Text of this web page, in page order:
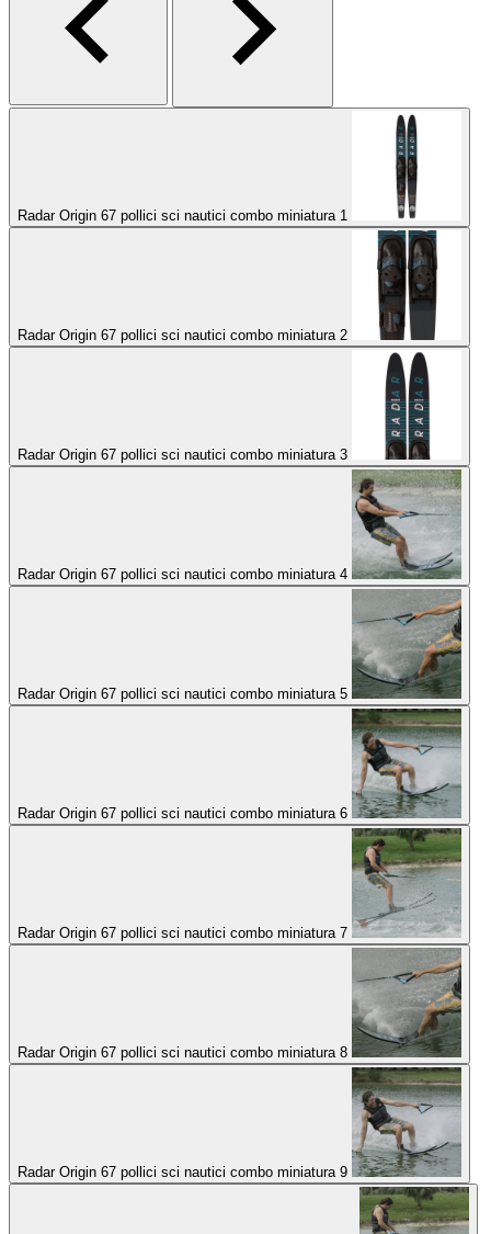
Radar Origin 67 pollici sci nautici combo miniatura 1
Radar Origin 67 pollici sci nautici combo miniatura 2
Radar Origin 67 pollici sci nautici combo miniatura 3
Radar Origin 67 pollici sci nautici combo miniatura 4
Radar Origin 67 pollici sci nautici combo miniatura 5
Radar Origin 67 pollici sci nautici combo miniatura 6
Radar Origin 67 pollici sci nautici combo miniatura 7
Radar Origin 67 pollici sci nautici combo miniatura 8
Radar Origin 67 pollici sci nautici combo miniatura 9